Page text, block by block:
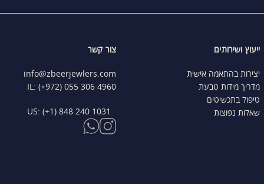
ייעוץ ושירותים
יצירות בהתאמה אישית
מדריך מידות טבעת
טיפול בתכשיטים
שאלות נפוצות
צור קשר
info@zbeerjewlers.com
IL: (+972) 055 306 4960
US: (+1) 848 240 1031